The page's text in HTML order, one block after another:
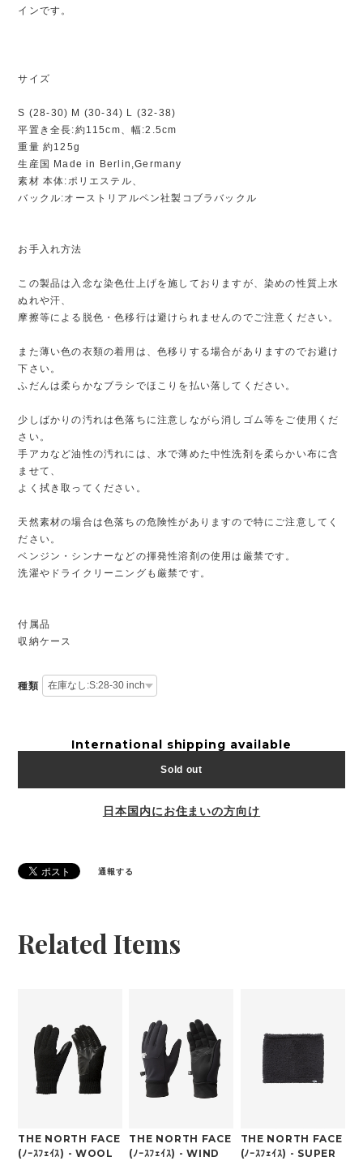
インです。
サイズ
S (28-30) M (30-34) L (32-38)
平置き全長:約115cm、幅:2.5cm
重量 約125g
生産国 Made in Berlin,Germany
素材 本体:ポリエステル、
バックル:オーストリアルペン社製コブラバックル
お手入れ方法
この製品は入念な染色仕上げを施しておりますが、染めの性質上水
ぬれや汗、
摩擦等による脱色・色移行は避けられませんのでご注意ください。
また薄い色の衣類の着用は、色移りする場合がありますのでお避け
下さい。
ふだんは柔らかなブラシでほこりを払い落してください。
少しばかりの汚れは色落ちに注意しながら消しゴム等をご使用くだ
さい。
手アカなど油性の汚れには、水で薄めた中性洗剤を柔らかい布に含
ませて、
よく拭き取ってください。
天然素材の場合は色落ちの危険性がありますので特にご注意してく
ださい。
ベンジン・シンナーなどの揮発性溶剤の使用は厳禁です。
洗濯やドライクリーニングも厳禁です。
付属品
収納ケース
種類
International shipping available
Sold out
日本国内にお住まいの方向け
通報する
Related Items
THE NORTH FACE
(ﾉｰｽﾌｪｲｽ) - WOOL
THE NORTH FACE
(ﾉｰｽﾌｪｲｽ) - WIND
THE NORTH FACE
(ﾉｰｽﾌｪｲｽ) - SUPER